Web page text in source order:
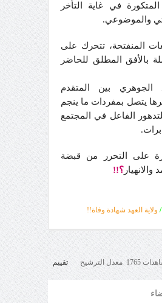
في غاية التأخر
والموضوعي.
المنفتحة، تتحرك على
بالأفق المطلق للحاضر
الجوهري بين المتقدم
يتصل بمفردات ما ينجم
الفاعل في المجتمع
على التحرر من قبضة
والانهيار ؟!!
/ ولاية العهد شهادة وفاة!!
معدل الترشيح تقييم